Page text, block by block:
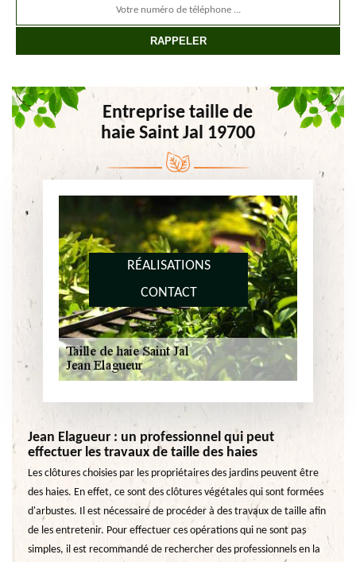
RÉALISATIONS
CONTACT
Entreprise taille de
haie Saint Jal 19700
Jean Elagueur : un professionnel qui peut
effectuer les travaux de taille des haies
Les clôtures choisies par les propriétaires des jardins peuvent être
des haies. En effet, ce sont des clôtures végétales qui sont formées
d'arbustes. Il est nécessaire de procéder à des travaux de taille afin
de les entretenir. Pour effectuer ces opérations qui ne sont pas
simples, il est recommandé de rechercher des professionnels en la